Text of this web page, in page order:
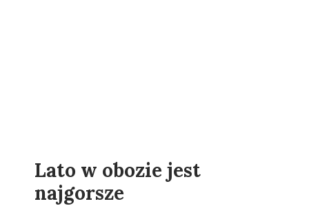
Lato w obozie jest
najgorsze